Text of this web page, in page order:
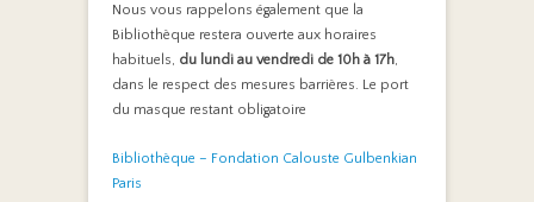
Nous vous rappelons également que la
Bibliothèque restera ouverte aux horaires
habituels, du lundi au vendredi de 10h à 17h,
dans le respect des mesures barrières. Le port
du masque restant obligatoire
Bibliothèque – Fondation Calouste Gulbenkian
Paris